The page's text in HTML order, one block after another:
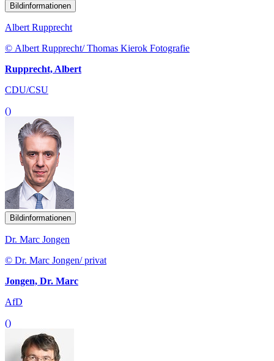
Bildinformationen
Albert Rupprecht
© Albert Rupprecht/ Thomas Kierok Fotografie
Rupprecht, Albert
CDU/CSU
()
Bildinformationen
Dr. Marc Jongen
© Dr. Marc Jongen/ privat
Jongen, Dr. Marc
AfD
()